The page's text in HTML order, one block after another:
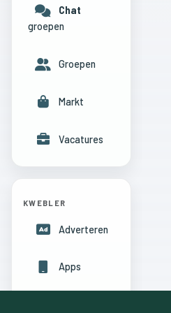
Chat
groepen
Groepen
Markt
Vacatures
KWEBLER
Adverteren
Apps